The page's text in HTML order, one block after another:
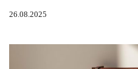
26.08.2025